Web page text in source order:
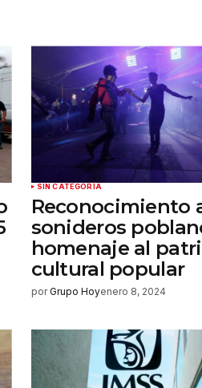
SIN CATEGORÍA
Reconocimiento
sonideros
homenaje al
cultural popular
por Grupo Hoyenero 8, 2024